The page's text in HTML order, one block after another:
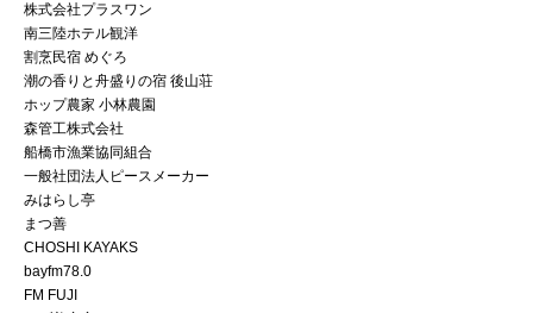
株式会社プラスワン
南三陸ホテル観洋
割烹民宿 めぐろ
潮の香りと舟盛りの宿 後山荘
ホップ農家 小林農園
森管工株式会社
船橋市漁業協同組合
一般社団法人ピースメーカー
みはらし亭
まつ善
CHOSHI KAYAKS
bayfm78.0
FM FUJI